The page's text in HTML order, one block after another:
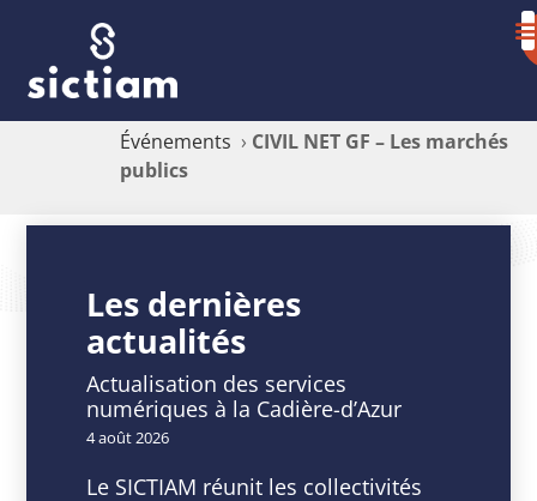
Événements › CIVIL NET GF – Les marchés
publics
NET
Les
marchés
Les dernières
actualités
Actualisation des services
numériques à la Cadière-d’Azur
4 août 2026
Le SICTIAM réunit les collectivités